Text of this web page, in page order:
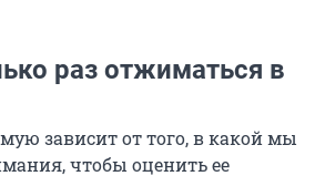
раз отжиматься в
зависит от того, в какой мы
чтобы оценить ее